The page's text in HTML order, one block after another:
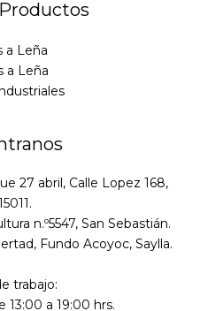
a Leña
a Leña
27 abril, Calle Lopez 168,
n.º5547, San Sebastián.
Fundo Acoyoc, Saylla.
trabajo:
13:00 a 19:00 hrs.